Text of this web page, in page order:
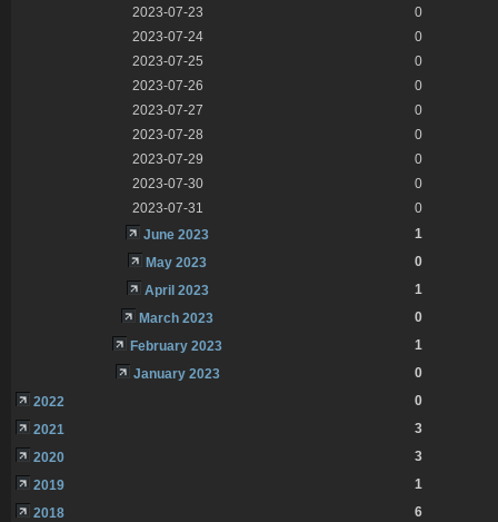
2023-07-23
0
2023-07-24
0
2023-07-25
0
2023-07-26
0
2023-07-27
0
2023-07-28
0
2023-07-29
0
2023-07-30
0
2023-07-31
0
June 2023
1
May 2023
0
April 2023
1
March 2023
0
February 2023
1
January 2023
0
2022
0
2021
3
2020
3
2019
1
2018
6